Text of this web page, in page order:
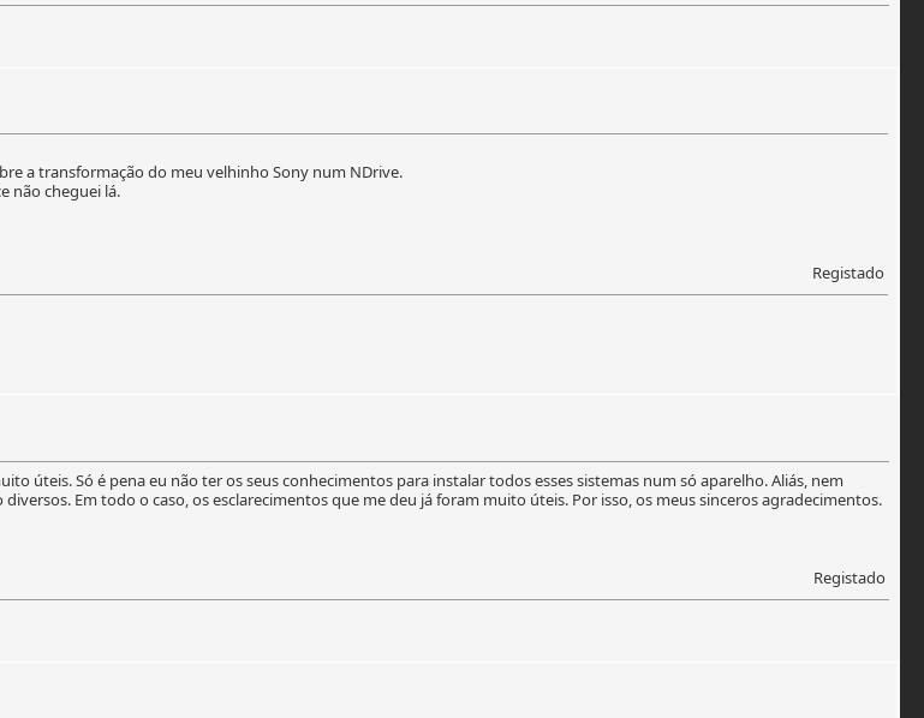
a transformação do meu velhinho Sony num NDrive.
não cheguei lá.
Registado
úteis. Só é pena eu não ter os seus conhecimentos para instalar todos esses sistemas num só aparelho. Aliás, nem
Em todo o caso, os esclarecimentos que me deu já foram muito úteis. Por isso, os meus sinceros agradecimentos.
Registado